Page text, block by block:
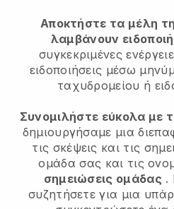
Αποκτήστε τα μέλη
λαμβάνουν
συγκεκριμένες
ειδοποιήσεις μέσω
ταχυδρομείου ή
Συνομιλήστε εύκολα με
δημιουργήσαμε μια
τις σκέψεις και τις
ομάδα σας και τις
σημειώσεις ομάδας .
συζητήσετε για μια